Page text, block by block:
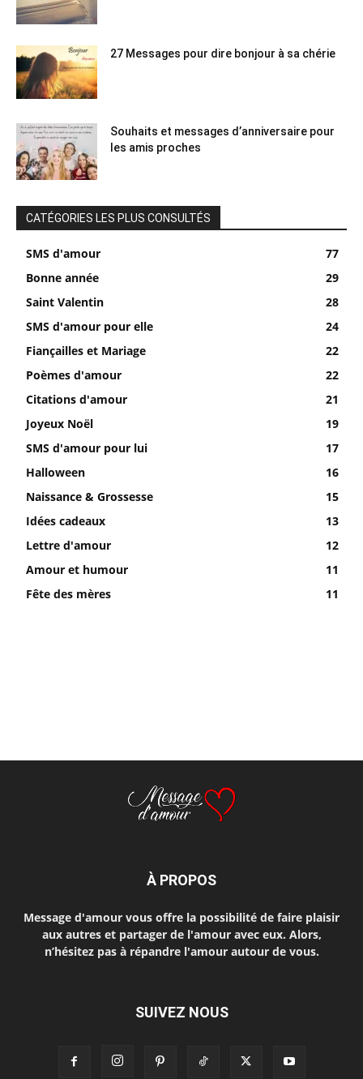
27 Messages pour dire bonjour à sa chérie
Souhaits et messages d’anniversaire pour
les amis proches
CATÉGORIES LES PLUS CONSULTÉS
SMS d'amour
77
Bonne année
29
Saint Valentin
28
SMS d'amour pour elle
24
Fiançailles et Mariage
22
Poèmes d'amour
22
Citations d'amour
21
Joyeux Noël
19
SMS d'amour pour lui
17
Halloween
16
Naissance & Grossesse
15
Idées cadeaux
13
Lettre d'amour
12
Amour et humour
11
Fête des mères
11
À PROPOS
Message d'amour vous offre la possibilité de faire plaisir
aux autres et partager de l'amour avec eux. Alors,
n’hésitez pas à répandre l'amour autour de vous.
SUIVEZ NOUS